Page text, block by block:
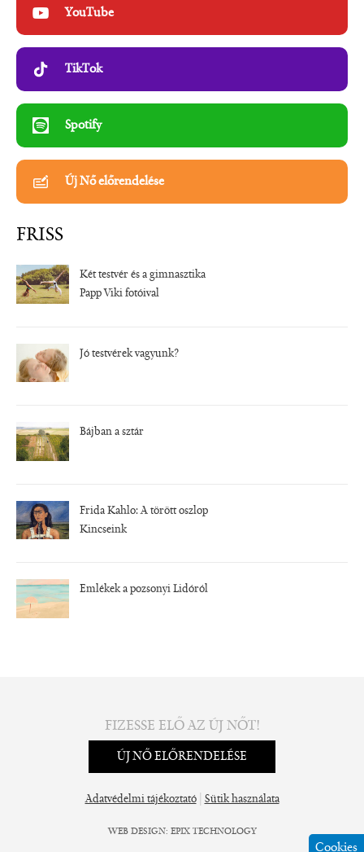
Cookies
YouTube
TikTok
Spotify
Új Nő előrendelése
FRISS
Két testvér és a gimnasztika
Papp Viki fotóival
Jó testvérek vagyunk?
Bájban a sztár
Frida Kahlo: A törött oszlop
Kincseink
Emlékek a pozsonyi Lidóról
FIZESSE ELŐ AZ ÚJ NŐT!
ÚJ NŐ ELŐRENDELÉSE
Adatvédelmi tájékoztató| Sütik használata
WEB DESIGN: EPIX TECHNOLOGY